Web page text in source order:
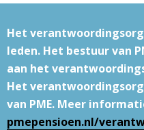
Het
leden. Het bestuur van
aan het
Het
van PME. Meer
pmepensioen.nl/